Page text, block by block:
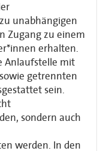
unabhängigen
Zugang zu einem
erhalten.
Anlaufstelle mit
getrennten
sein.
sondern auch
werden. In den